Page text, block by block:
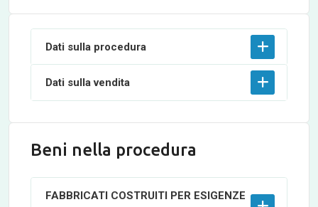
Dati sulla procedura
Dati sulla vendita
Beni nella procedura
FABBRICATI COSTRUITI PER ESIGENZE